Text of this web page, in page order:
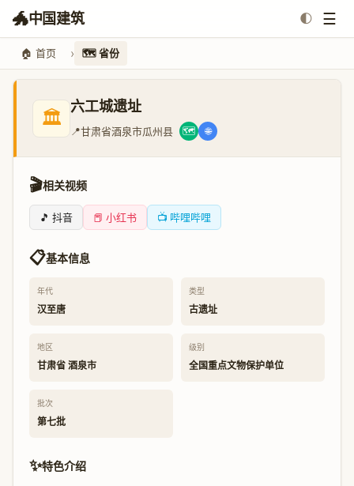
🐲中国建筑 🌓 ☰
🏠 首页 🗺️ 省份
🏛️ 六工城遗址
📍甘肃省酒泉市瓜州县 🗺️ 🌐
🎬相关视频
🎵 抖音 📕 小红书 📺 哔哩哔哩
📋基本信息
年代
汉至唐
类型
古遗址
地区
甘肃省 酒泉市
级别
全国重点文物保护单位
批次
第七批
✨特色介绍